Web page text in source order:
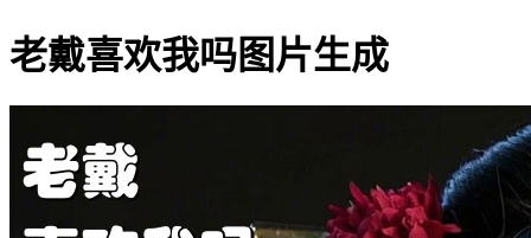
老戴喜欢我吗图片生成